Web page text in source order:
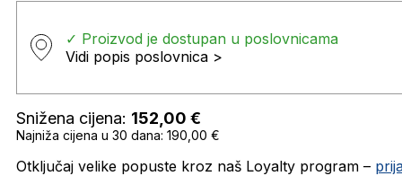
✓ Proizvod je dostupan u poslovnicama
Vidi popis poslovnica >
Snižena cijena: 152,00 €
Najniža cijena u 30 dana: 190,00 €
Otključaj velike popuste kroz naš Loyalty program –